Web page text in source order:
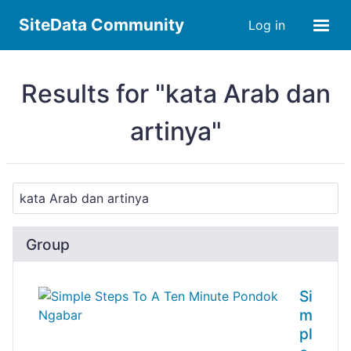
SiteData Community Log in
Results for "kata Arab dan
artinya"
Group
Si
m
pl